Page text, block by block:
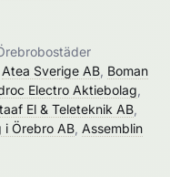
Atea Sverige AB Boman
Electro Aktiebolag
El & Teleteknik AB
i Örebro AB Assemblin